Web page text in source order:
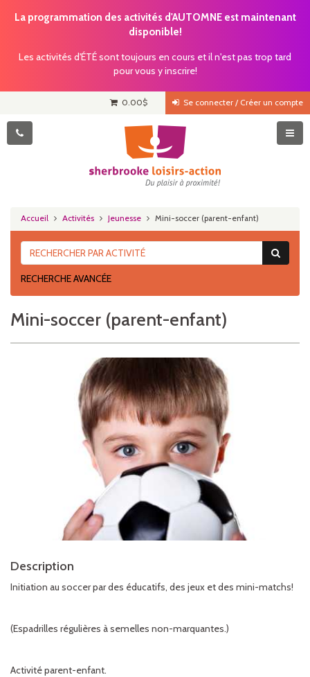
La programmation des activités d'AUTOMNE est maintenant
disponible!
Les activités d'ÉTÉ sont toujours en cours et il n'est pas trop tard
pour vous y inscrire!
Se connecter / Créer un compte
0.00$
Accueil Activités Jeunesse Mini-soccer (parent-enfant)
RECHERCHE AVANCÉE
Mini-soccer (parent-enfant)
Description
Initiation au soccer par des éducatifs, des jeux et des mini-matchs!
(Espadrilles régulières à semelles non-marquantes.)
Activité parent-enfant.